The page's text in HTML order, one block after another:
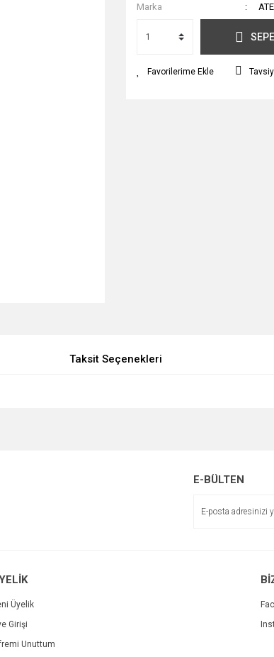
Marka
ATE
Taksit Seçenekleri
E-BÜLTEN
Üyelik
Girişi
Unuttum